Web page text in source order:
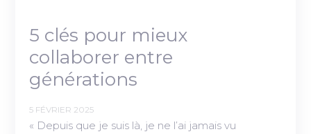
5 clés pour mieux
collaborer entre
générations
5 FÉVRIER 2025
« Depuis que je suis là, je ne l’ai jamais vu